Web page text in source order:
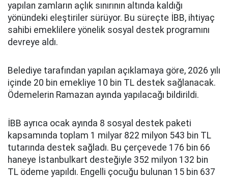
yapılan zamların açlık sınırının altında kaldığı
yönündeki eleştiriler sürüyor. Bu süreçte İBB, ihtiyaç
sahibi emeklilere yönelik sosyal destek programını
devreye aldı.
Belediye tarafından yapılan açıklamaya göre, 2026 yılı
içinde 20 bin emekliye 10 bin TL destek sağlanacak.
Ödemelerin Ramazan ayında yapılacağı bildirildi.
İBB ayrıca ocak ayında 8 sosyal destek paketi
kapsamında toplam 1 milyar 822 milyon 543 bin TL
tutarında destek sağladı. Bu çerçevede 176 bin 66
haneye İstanbulkart desteğiyle 352 milyon 132 bin
TL ödeme yapıldı. Engelli çocuğu bulunan 15 bin 637